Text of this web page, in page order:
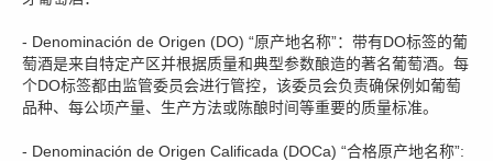
- Denominación de Origen (DO) “原产地名称”：带有DO标签的葡
萄酒是来自特定产区并根据质量和典型参数酿造的著名葡萄酒。每
个DO标签都由监管委员会进行管控，该委员会负责确保例如葡萄
品种、每公顷产量、生产方法或陈酿时间等重要的质量标准。
- Denominación de Origen Calificada (DOCa) “合格原产地名称”: